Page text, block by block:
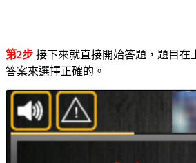
第2步 接下來就直接開始答題，題目在
答案來選擇正確的。